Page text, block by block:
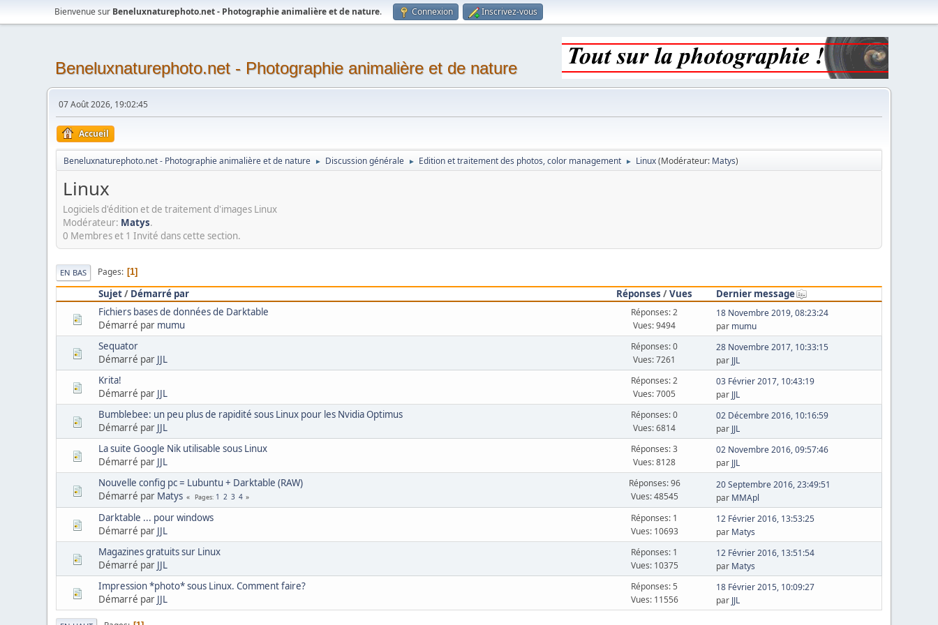
Bienvenue sur Beneluxnaturephoto.net - Photographie animalière et de nature. Connexion Inscrivez-vous
Beneluxnaturephoto.net - Photographie animalière et de nature
07 Août 2026, 19:02:45
Accueil
Beneluxnaturephoto.net - Photographie animalière et de nature ► Discussion générale ► Edition et traitement des photos, color management ► Linux(Modérateur: Matys)
Linux
Logiciels d'édition et de traitement d'images Linux
Modérateur: Matys.
0 Membres et 1 Invité dans cette section.
EN BAS Pages 1
Sujet/ Démarré par Réponses /Vues
Dernier message
Fichiers bases de données de Darktable
Démarré par mumu
Réponses: 2
Vues: 9494
18 Novembre 2019, 08:23:24
par mumu
Sequator
Démarré par JJL
Réponses: 0
Vues: 7261
28 Novembre 2017, 10:33:15
par JJL
Krita!
Démarré par JJL
Réponses: 2
Vues: 7005
03 Février 2017, 10:43:19
par JJL
Bumblebee: un peu plus de rapidité sous Linux pour les Nvidia Optimus
Démarré par JJL
Réponses: 0
Vues: 6814
02 Décembre 2016, 10:16:59
par JJL
La suite Google Nik utilisable sous Linux
Démarré par JJL
Réponses: 3
Vues: 8128
02 Novembre 2016, 09:57:46
par JJL
Nouvelle config pc = Lubuntu + Darktable (RAW)
Démarré par Matys Pages 1 2 3 4
Réponses: 96
Vues: 48545
20 Septembre 2016, 23:49:51
par MMApl
Darktable ... pour windows
Démarré par JJL
Réponses: 1
Vues: 10693
12 Février 2016, 13:53:25
par Matys
Magazines gratuits sur Linux
Démarré par JJL
Réponses: 1
Vues: 10375
12 Février 2016, 13:51:54
par Matys
Impression *photo* sous Linux. Comment faire?
Démarré par JJL
Réponses: 5
Vues: 11556
18 Février 2015, 10:09:27
par JJL